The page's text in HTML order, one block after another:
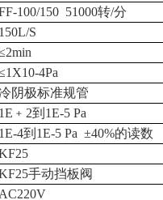
100/150 51000转/分
150L/S
2min
1X10-4Pa
阴极标准规管
1E ﹢ 2到 1E-5 Pa
1E-4到 1E-5 Pa ±40%的读数
手动挡板阀
AC220V